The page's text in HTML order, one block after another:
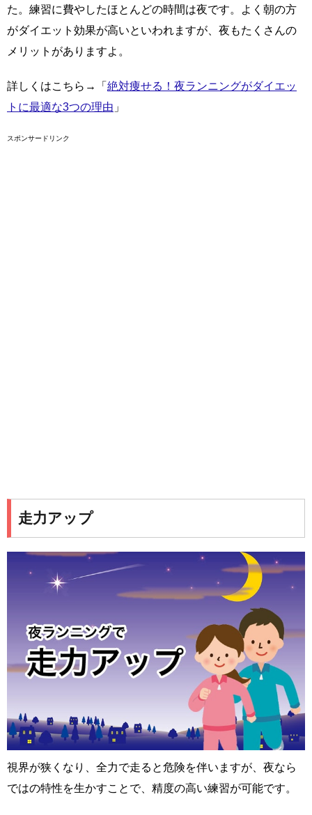
た。練習に費やしたほとんどの時間は夜です。よく朝の方
がダイエット効果が高いといわれますが、夜もたくさんの
メリットがありますよ。
詳しくはこちら→「 絶対痩せる！夜ランニングがダイエッ
トに最適な3つの理由 」
スポンサードリンク
走力アップ
視界が狭くなり、全力で走ると危険を伴いますが、夜なら
ではの特性を生かすことで、精度の高い練習が可能です。